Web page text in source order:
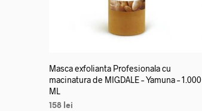
Masca exfolianta Profesionala cu
macinatura de MIGDALE – Yamuna – 1.000
ML
158 lei